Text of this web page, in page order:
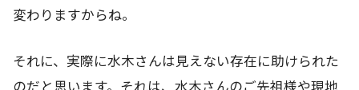
変わりますからね。
それに、実際に水木さんは見えない存在に助けられた
のだと思います。それは、水木さんのご先祖様や現地